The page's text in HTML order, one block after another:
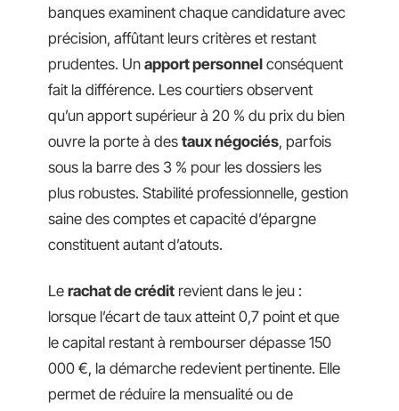
banques examinent chaque candidature avec
précision, affûtant leurs critères et restant
prudentes. Un apport personnel conséquent
fait la différence. Les courtiers observent
qu’un apport supérieur à 20 % du prix du bien
ouvre la porte à des taux négociés, parfois
sous la barre des 3 % pour les dossiers les
plus robustes. Stabilité professionnelle, gestion
saine des comptes et capacité d’épargne
constituent autant d’atouts.
Le rachat de crédit revient dans le jeu :
lorsque l’écart de taux atteint 0,7 point et que
le capital restant à rembourser dépasse 150
000 €, la démarche redevient pertinente. Elle
permet de réduire la mensualité ou de